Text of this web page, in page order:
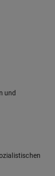
und